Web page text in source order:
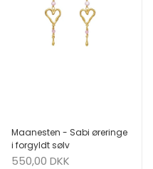
Maanesten - Sabi øreringe
i forgyldt sølv
Salgspris
550,00 DKK